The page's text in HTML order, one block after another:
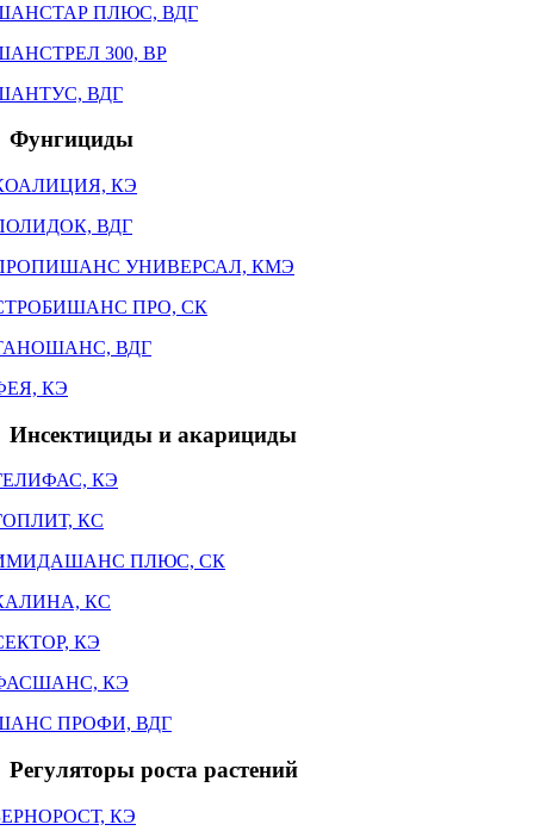
ПЛЮС, ВДГ
300, ВР
ВДГ
Фунгициды
КЭ
ВДГ
УНИВЕРСАЛ, КМЭ
ПРО, СК
ВДГ
КЭ
Инсектициды и акарициды
КЭ
КС
ПЛЮС, СК
КС
КЭ
КЭ
ПРОФИ, ВДГ
Регуляторы роста растений
КЭ